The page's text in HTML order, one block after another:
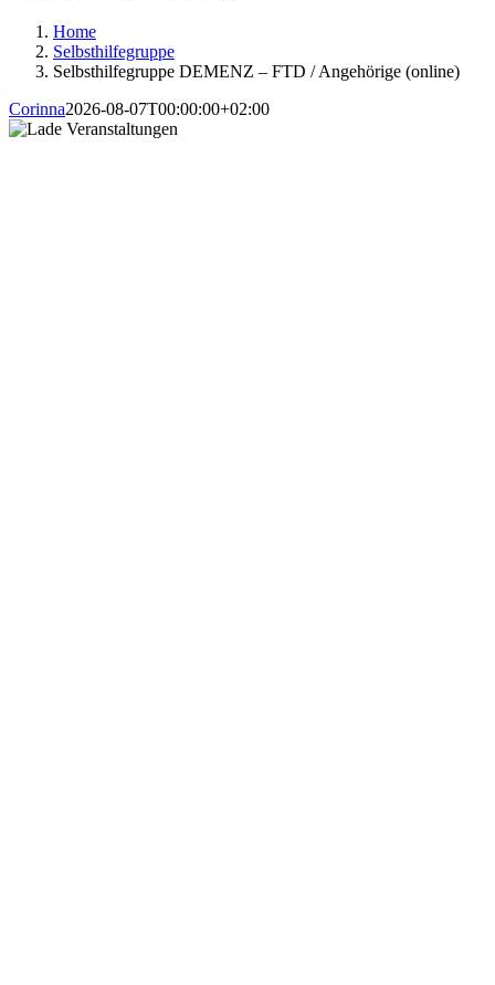
Home
Selbsthilfegruppe
Selbsthilfegruppe DEMENZ – FTD / Angehörige (online)
Corinna2026-08-07T00:00:00+02:00